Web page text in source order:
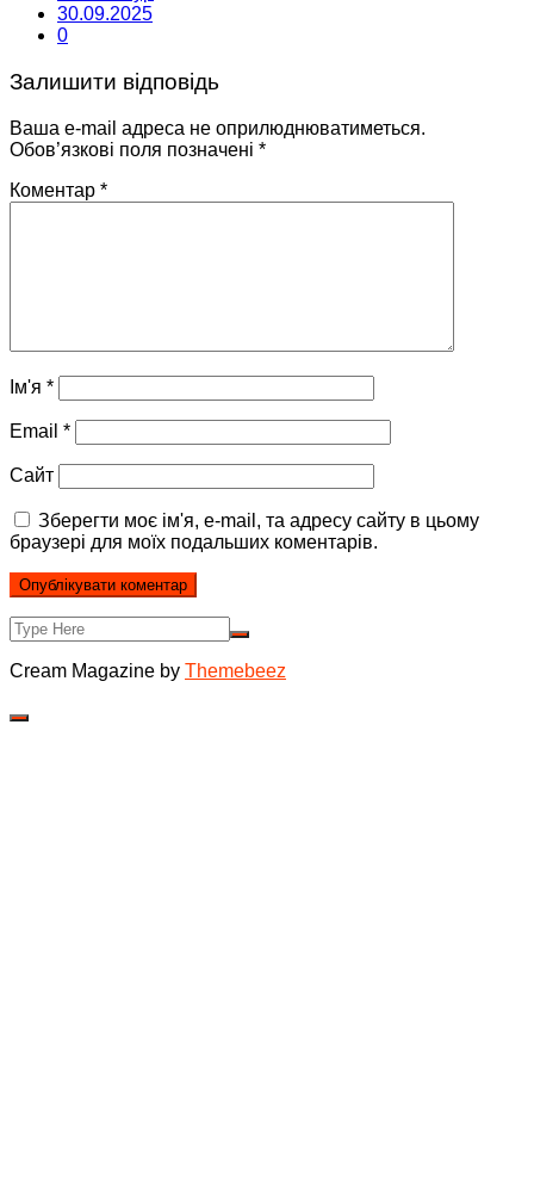
30.09.2025
0
Залишити відповідь
Ваша e-mail адреса не оприлюднюватиметься.
Обов’язкові поля позначені *
Коментар *
Ім'я *
Email *
Сайт
Зберегти моє ім'я, e-mail, та адресу сайту в цьому
браузері для моїх подальших коментарів.
Cream Magazine by Themebeez